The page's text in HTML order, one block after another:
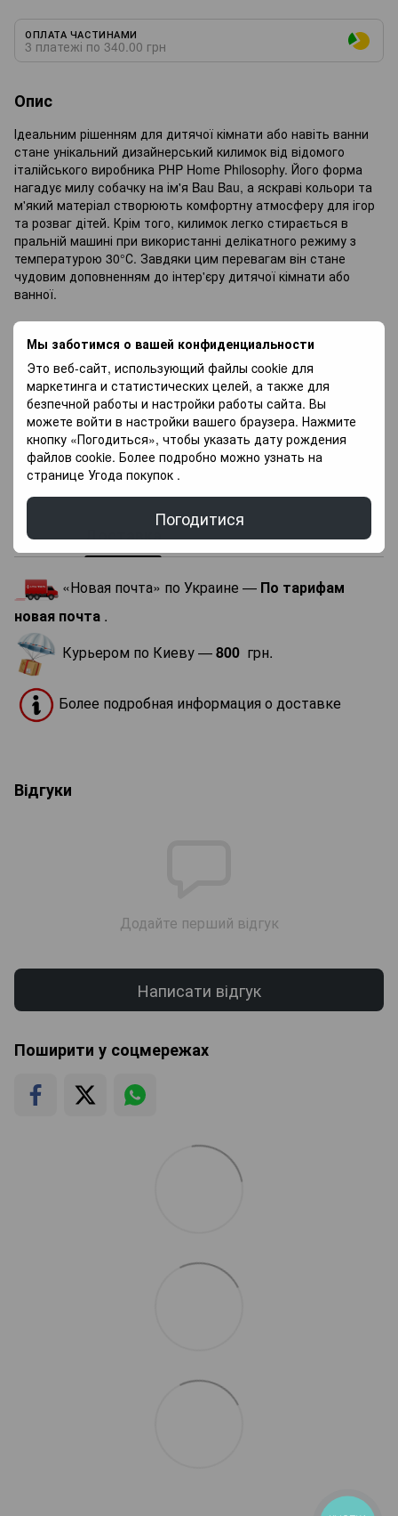
Мы заботимся о вашей конфиденциальности
Это веб-сайт, использующий файлы cookie для
маркетинга и статистических целей, а также для
безпечной работы и настройки работы сайта. Вы
можете войти в настройки вашего браузера. Нажмите
кнопку «Погодиться», чтобы указать дату рождения
файлов cookie. Более подробно можно узнать на
странице Угода покупок .
Погодитися
ОПЛАТА ЧАСТИНАМИ
3 платежі по 340.00 грн
Опис
Ідеальним рішенням для дитячої кімнати або навіть ванни
стане унікальний дизайнерський килимок від відомого
італійського виробника PHP Home Philosophy. Його форма
нагадує милу собачку на ім'я Bau Bau, а яскраві кольори та
м'який матеріал створюють комфортну атмосферу для ігор
та розваг дітей. Крім того, килимок легко стирається в
пральній машині при використанні делікатного режиму з
температурою 30°С. Завдяки цим перевагам він стане
чудовим доповненням до інтер'єру дитячої кімнати або
ванної.
Характеристики
Размеры
50x50 см
Состав
Бавовна
Країна
виробник
Італія
Колекція
Sirio
Форма
Прямокутна
Доставка Оплата Гарантія
«Новая почта» по Украине — По тарифам
новая почта .
Курьером по Киеву —800 грн.
Более подробная информация о доставке
Відгуки
Додайте перший відгук
Написати відгук
Поширити у соцмережах